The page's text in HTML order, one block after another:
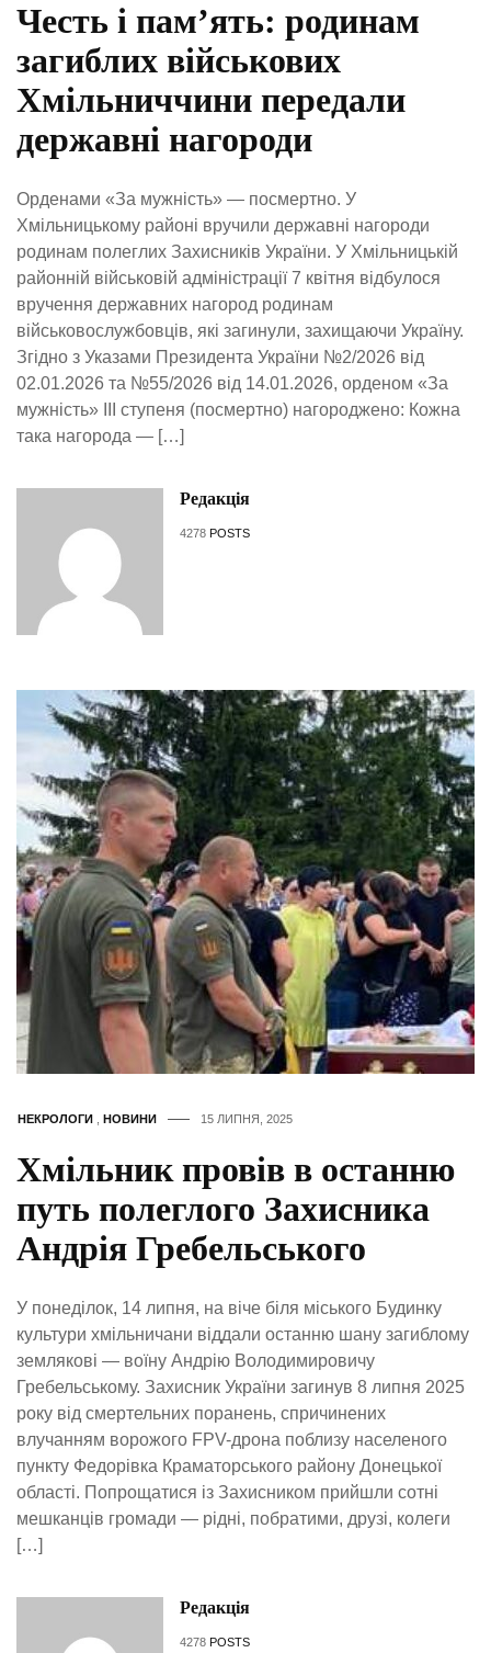
Честь і пам’ять: родинам
загиблих військових
Хмільниччини передали
державні нагороди
Орденами «За мужність» — посмертно. У
Хмільницькому районі вручили державні нагороди
родинам полеглих Захисників України. У Хмільницькій
районній військовій адміністрації 7 квітня відбулося
вручення державних нагород родинам
військовослужбовців, які загинули, захищаючи Україну.
Згідно з Указами Президента України №2/2026 від
02.01.2026 та №55/2026 від 14.01.2026, орденом «За
мужність» ІІІ ступеня (посмертно) нагороджено: Кожна
така нагорода — […]
Редакція
4278 POSTS
НЕКРОЛОГИ НОВИНИ 15 ЛИПНЯ, 2025
Хмільник провів в останню
путь полеглого Захисника
Андрія Гребельського
У понеділок, 14 липня, на віче біля міського Будинку
культури хмільничани віддали останню шану загиблому
землякові — воїну Андрію Володимировичу
Гребельському. Захисник України загинув 8 липня 2025
року від смертельних поранень, спричинених
влучанням ворожого FPV-дрона поблизу населеного
пункту Федорівка Краматорського району Донецької
області. Попрощатися із Захисником прийшли сотні
мешканців громади — рідні, побратими, друзі, колеги
[…]
Редакція
4278 POSTS